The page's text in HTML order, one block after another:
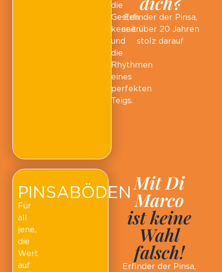
die
Gesten
kennen
und
die
Rhythmen
eines
perfekten
Teigs.
Erfinder der Pinsa,
seit über 20 Jahren
stolz darauf
Mit Di
Marco
ist keine
Wahl
falsch!
Erfinder der Pinsa,
PINSABÖDEN
Für
all
jene,
die
Wert
auf